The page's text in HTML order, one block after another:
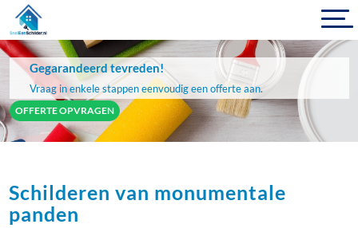
Gegarandeerd tevreden!
Vraag in enkele stappen eenvoudig een offerte aan.
OFFERTE OPVRAGEN
Schilderen van monumentale
panden